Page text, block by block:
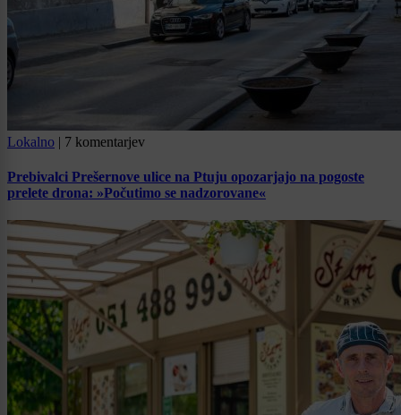
Lokalno | 7 komentarjev
Prebivalci Prešernove ulice na Ptuju opozarjajo na pogoste
prelete drona: »Počutimo se nadzorovane«